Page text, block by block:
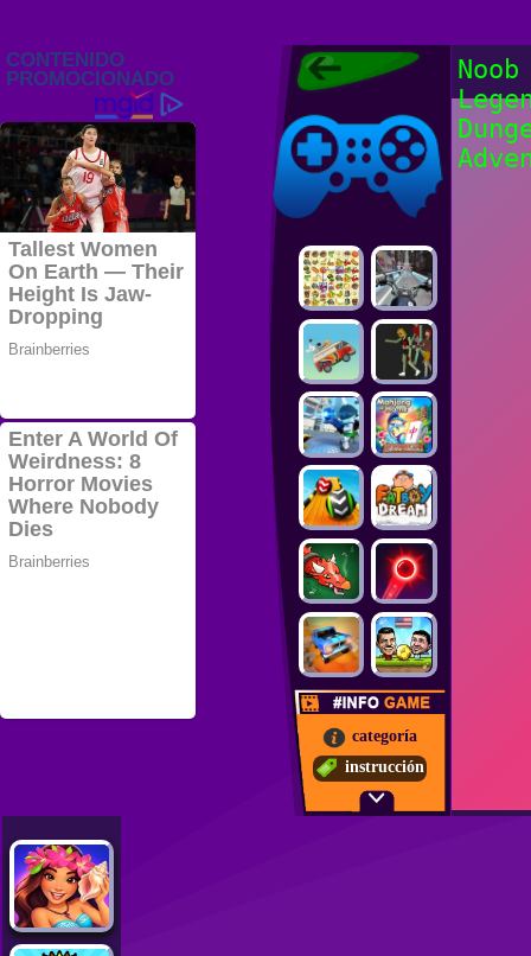
Juegos Friv
2022, Juegos
2022
Juegos Friv
categoría
instrucción
Noob